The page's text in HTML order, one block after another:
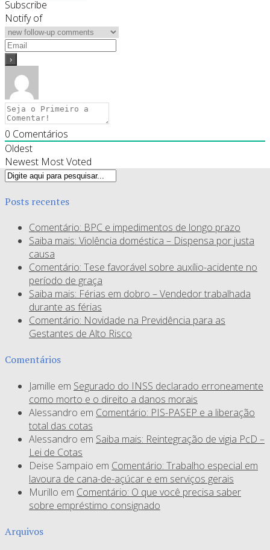
Subscribe
Notify of
0 Comentários
Oldest
Newest Most Voted
Posts recentes
Comentário: BPC e impedimentos de longo prazo
Saiba mais: Violência doméstica – Dispensa por justa
causa
Comentário: Tese favorável sobre auxílio-acidente no
período de graça
Saiba mais: Férias em dobro – Vendedor trabalhada
durante as férias
Comentário: Novidade na Previdência para as
Gestantes de Alto Risco
Comentários
Jamille em Segurado do INSS declarado erroneamente
como morto e o direito a danos morais
Alessandro em Comentário: PIS-PASEP e a liberação
total das cotas
Alessandro em Saiba mais: Reintegração de vigia PcD –
Lei de Cotas
Deise Sampaio em Comentário: Trabalho especial em
lavoura de cana-de-açúcar e em serviços gerais
Murillo em Comentário: O que você precisa saber
sobre empréstimo consignado
Arquivos